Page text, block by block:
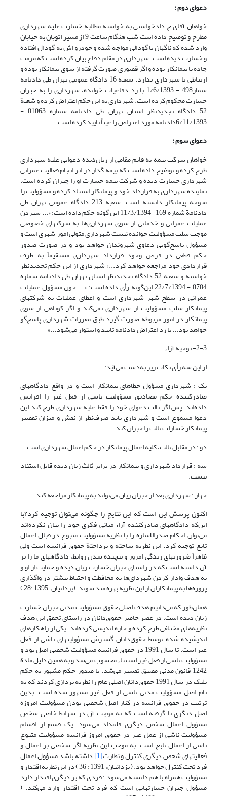
دعوای دوم :
خواهان آقای ح دادخواستی به خواستة مطالبة خسارت علیه شهرداری
مطرح و توضیح داده است شب هنگام ساعت 9 از مسیر اتوبان به خیابان
وارد شده که ناگهان با گودالی مواجه شده و خودرو اش به گودال افتاده
و خسارت دیده است. شهرداری در مقام دفاع بیان کرده است که مرمت
جاده با پیمانکار بوده و اگر قصوری صورت گرفته از سوی پیمانکار بوده و
ارتباطی با شهرداری ندارد. شعبة 16 دادگاه عمومی تهران طی دادنامة
شمار498 - 1/6/1393 با رد دفاعیات خوانده، شهرداری را به جبران
خسارت محکوم کرده است. شهرداری به این حکم اعتراض کرده و شعبة
52 دادگاه تجدیدنظر استان تهران طی دادنامة شماره 01063 -
6/11/1393دادنامه مورد اعتراض را عیناً تایید کرده است.
دعوای سوم :
خواهان شرکت بیمه به قایم مقامی از زیان‌دیده دعوایی علیه شهرداری
طرح کرده و توضیح داده است که بیمه گذار در اثر انجام فعالیت عمرانی
شهرداری خسارت دیده و شرکت بیمه خسارت او را جبران کرده است.
نماینده شهرداری به قرارداد خود و پیمانکار استناد کرده و مسؤولیت را
متوجه پیمانکار دانسته است. شعبة 213 دادگاه عمومی تهران طی
دادنامة شماره 169- 11/3/1394 این گونه حکم داده است: «... سپردن
عملیات عمرانی و خدماتی از سوی شهرداری‌ها به شرکتهای خصوصی
موجب سلب مسؤولیت خوانده نیست شهرداری متولی امور شهری است و
مسؤول پاسخ‌گویی دعاوی شهروندان خواهد بود و در صورت صدور
حکم قطعی در فرض وجود قرارداد شهرداری مستقیماً به طرف
قراردادی خود مراجعه خواهد کرد...» شهرداری از این حکم تجدیدنظر
خواسته و شعبه 52 دادگاه تجدیدنظر استان تهران طی دادنامة شماره
0704 - 22/7/1394 این‌گونه رأی داده است: «... چون مسؤول عملیات
عمرانی در سطح شهر شهرداری است و اعطای عملیات به شرکتهای
پیمانکار سلب مسؤولیت از شهرداری نمی‌کند و اگر کوتاهی از سوی
پیمانکار در امور مربوطه صورت گیرد طبق مقررات شهرداری پاسخ‌گو
خواهد بود... با رد اعتراض دادنامه تایید و استوار می‌شود...»
2-3- توجیه آراء
از این سه رأی نکات زیر به‌دست می‌آید:
یک : شهرداری مسؤول خطاهای پیمانکار است و در واقع دادگاههای
صادر‌کننده حکم مصادیق مسؤولیت ناشی از فعل غیر را افزایش
داده‌اند. پس اگر ثالث دعوای خود را فقط علیه شهرداری طرح کند این
دعوا مسموع است و شهرداری باید صرف‌نظر از نقش و میزان تقصیر
پیمانکار خسارات ثالث را جبران کند.
دو : در مقابل ثالث، کلیة اعمال پیمانکار در حکم اعمال شهرداری است.
سه : قرارداد شهرداری و پیمانکار در برابر ثالث زیان دیده قابل استناد
نیست.
چهار : شهرداری بعد از جبران زیان می‌تواند به پیمانکار مراجعه کند.
اکنون پرسش این است که این نتایج را چگونه می‌توان توجیه کرد؟با
این‌که دادگاههای صادر‌کننده آراء مبانی فکری خود را بیان نکرده‌اند
می‌توان احکام صدرالاشاره را با نظریة مسؤولیت متبوع در قبال اعمال
تابع توجیه کرد. این نظریه ساخته و پرداختة حقوق فرانسه است ولی
ظاهراً ضرورتهای زندگی امروز و پیچیده شدن روابط، دادگاههای ما را بر
آن داشته است که در راستای جبران خسارت زیان دیده و حمایت از او و
به هدف وادار کردن شهردای‌ها به محافظت و احتیاط بیشتر در واگذاری
پروژه‌ها به پیمانکاران از این نظریه بهره مند شوند. (یزدانیان، 1395 :28 )
همان‌طور که می‌دانیم هدف اصلی حقوق مسؤولیت مدنی جبران خسارت
زیان دیده است. در عصر حاضر حقوق‌دانان در راستای تحقق این هدف
نظریه‌های مختلفی طرح کرده و چاره اندیشی کرده‌اند. یکی از راهکارهای
اندیشیده شده توسط حقوق‌دانان گسترش مسؤولیتهای ناشی از فعل
غیر است. تا سال 1991 در حقوق فرانسه مسؤولیت شخصی اصل بود و
مسؤولیت ناشی از فعل غیر استثناء محسوب می‌شد و به همین دلیل مادة
1242 قانون مدنی مضیق تفسیر می‌شد. با صدور حکم مشهور به حکم
بلیک در سال 1991 حقوق‌دانان اصلی عام را نظریه پردازی کردند که به
نام اصل مسؤولیت مدنی ناشی از فعل غیر مشهور شده است. بدین
ترتیب در حقوق فرانسه در کنار اصل شخصی بودن مسؤولیت امروزه
اصل دیگری پا گرفته است که به موجب آن در شرایط خاصی شخص
مسؤول اعمال شخص دیگری قلمداد می‌شود. یک قسم از اقسام
مسؤولیت ناشی از عمل غیر در حقوق امروز فرانسه مسؤولیت متبوع
ناشی از اعمال تابع است. به موجب این نظریه اگر شخصی بر اعمال و
فعالیتهای شخص دیگری کنترل و نظارت[1] داشته باشد مسؤول اعمال
فرد تحت کنترل خواهد بود. ( یزدانیان، 1391 : 36 ) در این نظریه اقتدار و
مسؤولیت همراه با هم دانسته می‌شود : فردی که بر دیگری اقتدار دارد
مسؤول جبران خسارتهایی است که فرد تحت اقتدار وارد می‌کند. (